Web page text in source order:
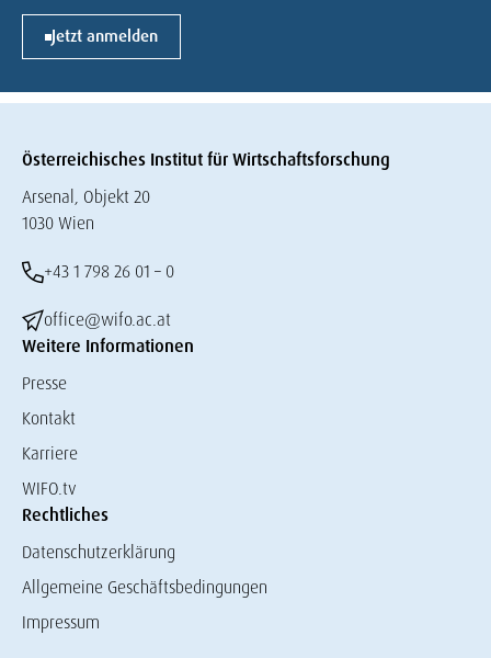
Jetzt anmelden
Österreichisches Institut für Wirtschaftsforschung
Arsenal, Objekt 20
1030 Wien
+43 1 798 26 01 – 0
office@wifo.ac.at
Weitere Informationen
Presse
Kontakt
Karriere
WIFO.tv
Rechtliches
Datenschutzerklärung
Allgemeine Geschäftsbedingungen
Impressum